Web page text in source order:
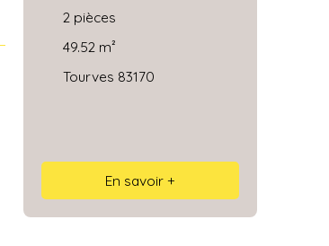
2 pièces
49.52 m²
Tourves 83170
En savoir +